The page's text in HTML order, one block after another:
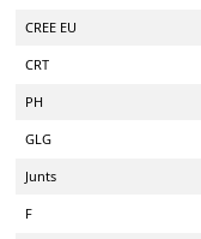
CREE EU
CRT
PH
GLG
Junts
F